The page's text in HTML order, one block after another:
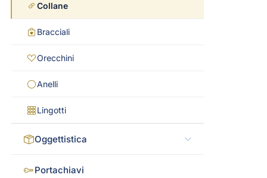
Collane
Bracciali
Orecchini
Anelli
Lingotti
Oggettistica
Portachiavi